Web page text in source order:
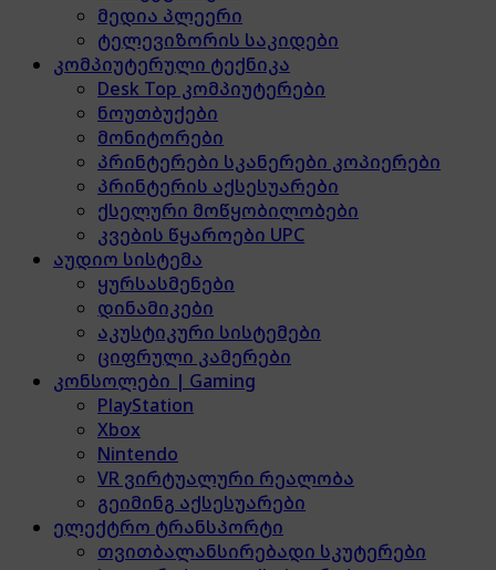
მედია პლეერი
ტელევიზორის საკიდები
კომპიუტერული ტექნიკა
Desk Top კომპიუტერები
ნოუთბუქები
მონიტორები
პრინტერები სკანერები კოპიერები
პრინტერის აქსესუარები
ქსელური მოწყობილობები
კვების წყაროები UPC
აუდიო სისტემა
ყურსასმენები
დინამიკები
აკუსტიკური სისტემები
ციფრული კამერები
კონსოლები | Gaming
PlayStation
Xbox
Nintendo
VR ვირტუალური რეალობა
გეიმინგ აქსესუარები
ელექტრო ტრანსპორტი
თვითბალანსირებადი სკუტერები